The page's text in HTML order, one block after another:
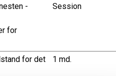
-
for
Session
for det
1 md.